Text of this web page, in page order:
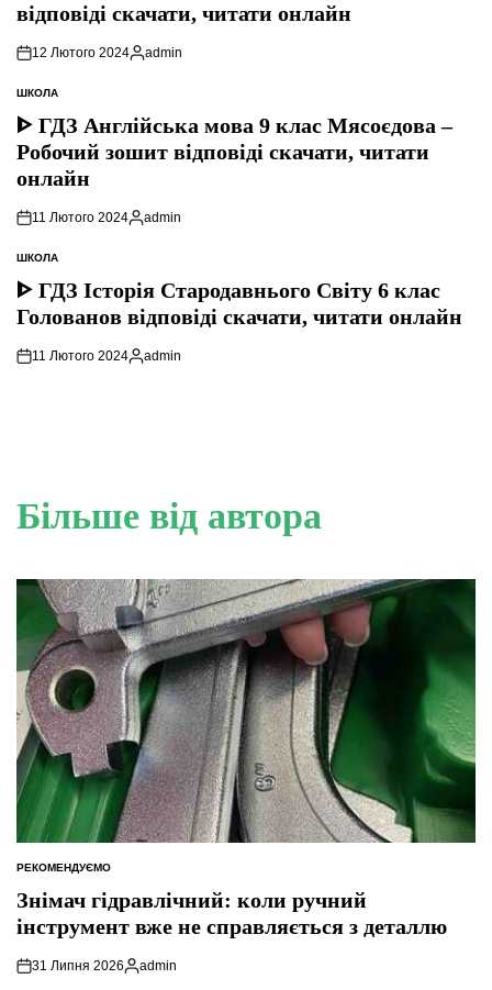
відповіді скачати, читати онлайн
12 Лютого 2024
Опубліковано
admin
ОПУБЛІКУВАТИ
У
ШКОЛА
ᐈ ГДЗ Англійська мова 9 клас Мясоєдова –
Робочий зошит відповіді скачати, читати
онлайн
11 Лютого 2024
Опубліковано
admin
ОПУБЛІКУВАТИ
У
ШКОЛА
ᐈ ГДЗ Історія Стародавнього Свiту 6 клас
Голованов відповіді скачати, читати онлайн
11 Лютого 2024
Опубліковано
admin
Більше від автора
ОПУБЛІКУВАТИ
РЕКОМЕНДУЄМО
Знімач гідравлічний: коли ручний
інструмент вже не справляється з деталлю
31 Липня 2026
Опубліковано
admin